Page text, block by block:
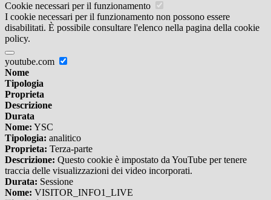
Cookie necessari per il funzionamento
I cookie necessari per il funzionamento non possono essere
disabilitati. È possibile consultare l'elenco nella pagina della cookie
policy.
youtube.com
Nome
Tipologia
Proprieta
Descrizione
Durata
Nome: YSC
Tipologia: analitico
Proprieta: Terza-parte
Descrizione: Questo cookie è impostato da YouTube per tenere
traccia delle visualizzazioni dei video incorporati.
Durata: Sessione
Nome: VISITOR_INFO1_LIVE